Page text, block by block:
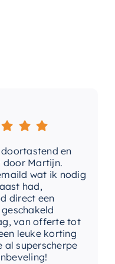
en
Martijn.
wat ik nodig
een
offerte tot
korting